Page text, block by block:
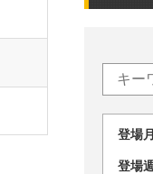
登
登